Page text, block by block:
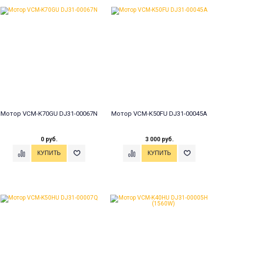
Мотор VCM-K70GU DJ31-00067N
0 руб.
Мотор VCM-K50FU DJ31-00045A
3 000 руб.